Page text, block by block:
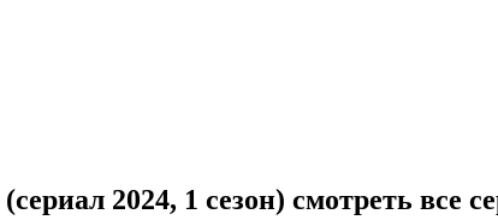
2024, 1 сезон) смотреть все